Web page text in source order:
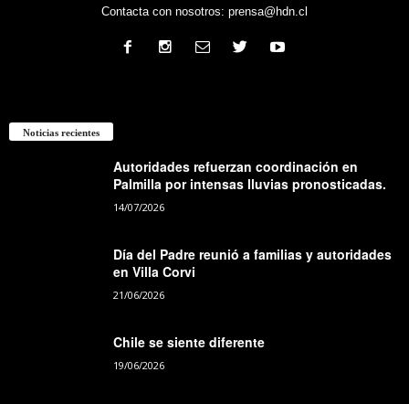
Contacta con nosotros: prensa@hdn.cl
Noticias recientes
Autoridades refuerzan coordinación en
Palmilla por intensas lluvias pronosticadas.
14/07/2026
Día del Padre reunió a familias y autoridades
en Villa Corvi
21/06/2026
Chile se siente diferente
19/06/2026